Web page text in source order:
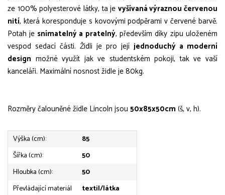
ze 100% polyesterové látky, ta je vyšívaná výraznou červenou
nití, která koresponduje s kovovými podpěrami v červené barvě.
Potah je snímatelný a pratelný, především díky zipu uloženém
vespod sedací části. Židli je pro její jednoduchý a moderní
design možné využít jak ve studentském pokoji, tak ve vaší
kanceláři. Maximální nosnost židle je 80kg.
Rozměry čalouněné židle Lincoln jsou 50x85x50cm (š, v, h).
Výška (cm):
85
Šířka (cm):
50
Hloubka (cm):
50
Převládající materiál
textil/látka